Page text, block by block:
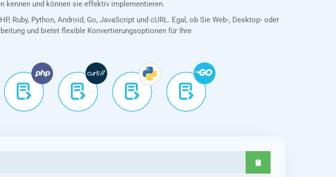
kennen und können sie effektiv implementieren.
Ruby, Python, Android, Go, JavaScript und cURL. Egal, ob Sie Web-, Desktop- oder
und bietet flexible Konvertierungsoptionen für Ihre